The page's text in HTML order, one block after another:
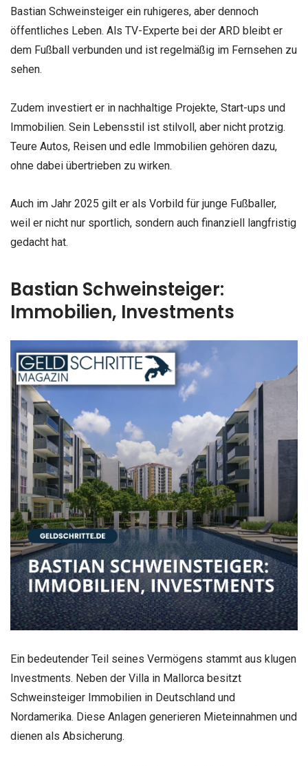
Bastian Schweinsteiger ein ruhigeres, aber dennoch
öffentliches Leben. Als TV-Experte bei der ARD bleibt er
dem Fußball verbunden und ist regelmäßig im Fernsehen zu
sehen.
Zudem investiert er in nachhaltige Projekte, Start-ups und
Immobilien. Sein Lebensstil ist stilvoll, aber nicht protzig.
Teure Autos, Reisen und edle Immobilien gehören dazu,
ohne dabei übertrieben zu wirken.
Auch im Jahr 2025 gilt er als Vorbild für junge Fußballer,
weil er nicht nur sportlich, sondern auch finanziell langfristig
gedacht hat.
Bastian Schweinsteiger:
Immobilien, Investments
Ein bedeutender Teil seines Vermögens stammt aus klugen
Investments. Neben der Villa in Mallorca besitzt
Schweinsteiger Immobilien in Deutschland und
Nordamerika. Diese Anlagen generieren Mieteinnahmen und
dienen als Absicherung.